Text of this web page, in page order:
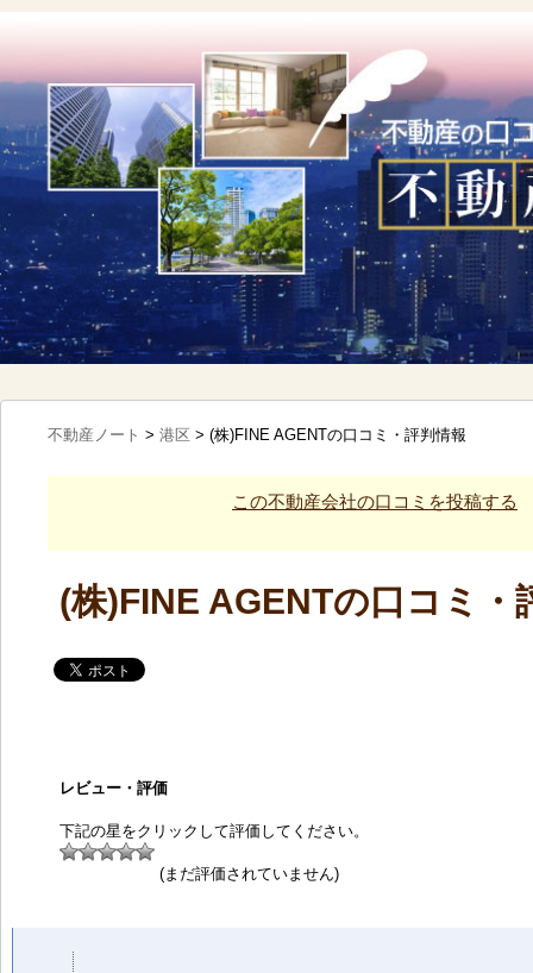
不動産ノート > 港区 > (株)FINE AGENTの口コミ・評判情報
この不動産会社の口コミを投稿する
(株)FINE AGENTの口コミ・
レビュー・評価
下記の星をクリックして評価してください。
(まだ評価されていません)